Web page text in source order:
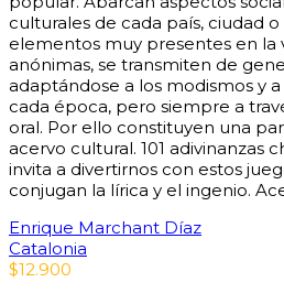
culturales de cada país, ciudad
elementos muy presentes en la
anónimas, se transmiten de
adaptándose a los modismos y
cada época, pero siempre a
oral. Por ello constituyen una
acervo cultural. 101 adivinanzas
invita a divertirnos con estos
conjugan la lírica y el ingenio.
Enrique Marchant Díaz
Catalonia
$12.900